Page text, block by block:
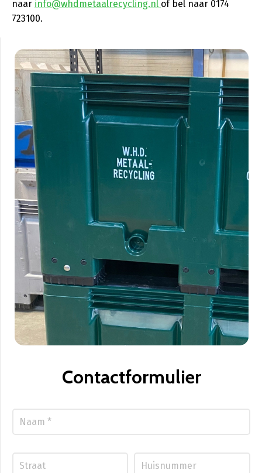
naar info@whdmetaalrecycling.nl of bel naar 0174
723100.
Contactformulier